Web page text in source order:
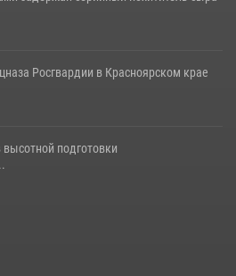
Росгвардии в Красноярском крае
подготовки